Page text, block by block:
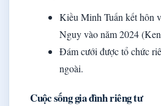
Kiều Minh Tuấn kết hôn
Nguy vào năm 2024
Đám cưới được tổ chức
ngoài.
Cuộc sống gia đình riêng tư